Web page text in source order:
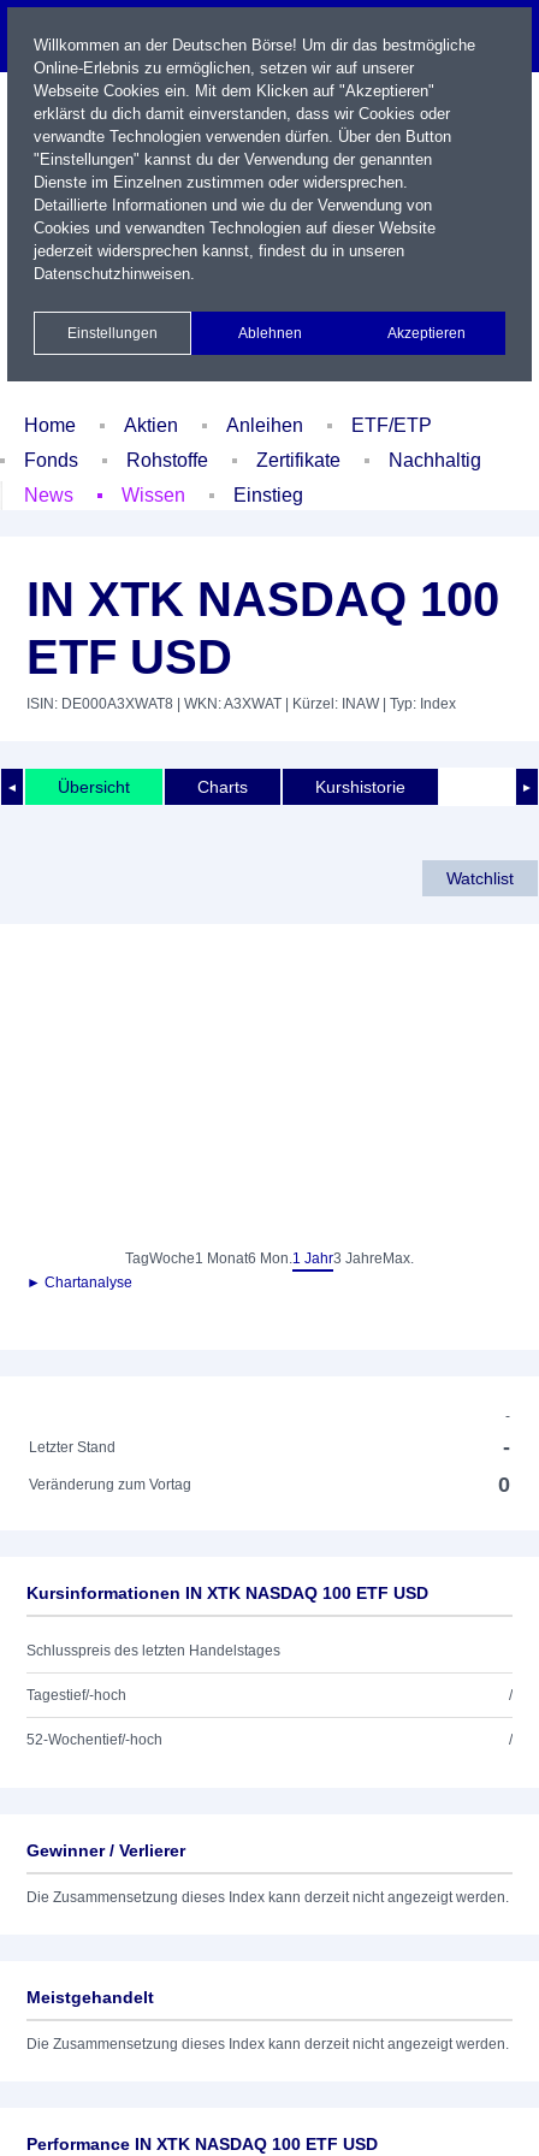
Name / WKN / ISIN / Kürzel
Xetra Realtime
Watchlist Portfolio Login
Home Aktien Anleihen
ETF/ETP
Fonds
Rohstoffe Zertifikate
Nachhaltig
News
Wissen Einstieg
IN XTK NASDAQ 100
ETF USD
ISIN: DE000A3XWAT8 | WKN: A3XWAT | Kürzel: INAW| Typ: Index
◄ ►
Übersicht Charts Kurshistorie
Watchlist
TagWoche1 Monat6 Mon.1 Jahr3 Jahre Max.
► Chartanalyse
-
Letzter Stand
-
Veränderung zum Vortag 0
Kursinformationen IN XTK NASDAQ 100 ETF USD
Schlusspreis des letzten Handelstages
Tagestief/-hoch /
52-Wochentief/-hoch /
Gewinner / Verlierer
Die Zusammensetzung dieses Index kann derzeit nicht angezeigt werden.
Meistgehandelt
Die Zusammensetzung dieses Index kann derzeit nicht angezeigt werden.
Performance IN XTK NASDAQ 100 ETF USD
Willkommen an der Deutschen Börse! Um dir das bestmögliche
Online-Erlebnis zu ermöglichen, setzen wir auf unserer
Webseite Cookies ein. Mit dem Klicken auf "Akzeptieren"
erklärst du dich damit einverstanden, dass wir Cookies oder
verwandte Technologien verwenden dürfen. Über den Button
"Einstellungen" kannst du der Verwendung der genannten
Dienste im Einzelnen zustimmen oder widersprechen.
Detaillierte Informationen und wie du der Verwendung von
Cookies und verwandten Technologien auf dieser Website
jederzeit widersprechen kannst, findest du in unseren
Datenschutzhinweisen.
Einstellungen Ablehnen Akzeptieren